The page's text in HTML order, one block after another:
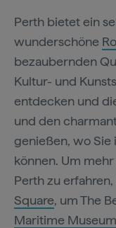
Perth bietet ein
wunderschöne
bezaubernden
Kultur- und
entdecken und
und den
genießen, wo Sie
können. Um
Perth zu
Square, um The
Maritime Museum